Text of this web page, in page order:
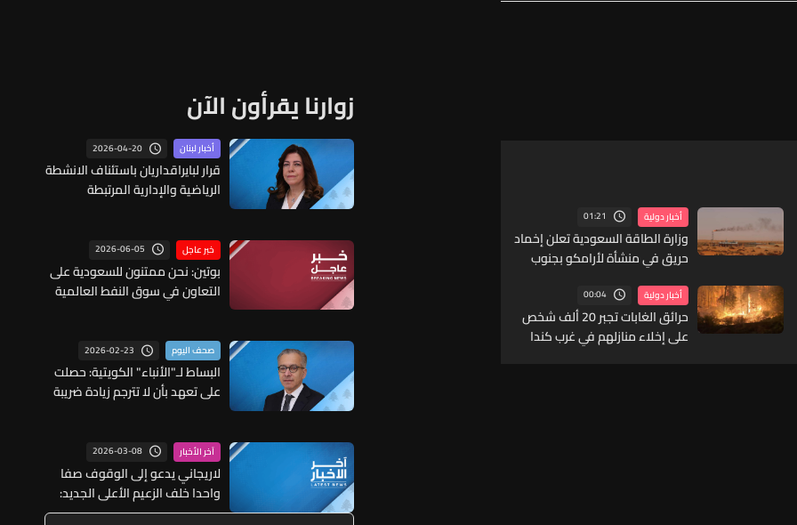
أخبار دولية 01:21
وزارة الطاقة السعودية تعلن إخماد
حريق في منشأة لأرامكو بجنوب
أخبار دولية 00:04
حرائق الغابات تجبر 20 ألف شخص
على إخلاء منازلهم في غرب كندا
زوارنا يقرأون الآن
أخبار لبنان 2026-04-20
قرار لبايراقداريان باستئناف الانشطة
الرياضية والإدارية المرتبطة
خبر عاجل 2026-06-05
بوتين: نحن ممتنون للسعودية على
التعاون في سوق النفط العالمية
صحف اليوم 2026-02-23
البساط لـ"الأنباء" الكويتية: حصلت
على تعهد بأن لا تترجم زيادة ضريبة
آخر الأخبار 2026-03-08
لاريجاني يدعو إلى الوقوف صفا
واحدا خلف الزعيم الأعلى الجديد:
الزعيم الأعلى الجديد قادر على